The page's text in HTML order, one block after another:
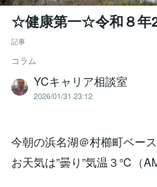
☆健康第一☆令和８年
記事
コラム
YCキャリア相談室
2026/01/31 23:12
今朝の浜名湖＠村櫛町ベー
お天気は”曇り”気温３℃（